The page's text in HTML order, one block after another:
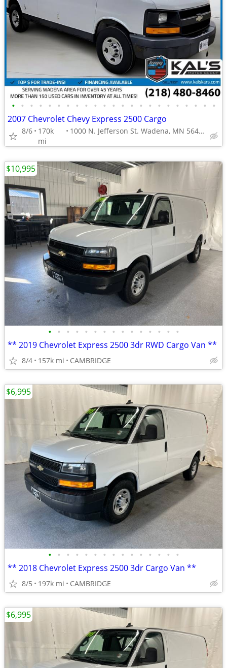
• • • • • • • • • • • • • • • • • • • • • • •
2007 Chevrolet Chevy Express 2500 Cargo
8/6
170k
mi
1000 N. Jefferson St. Wadena, MN 56482
• • • • • • • • • • • • • • •
** 2019 Chevrolet Express 2500 3dr RWD Cargo Van **
8/4 157k mi CAMBRIDGE
$10,995
• • • • • • • • • • • • • • •
** 2018 Chevrolet Express 2500 3dr Cargo Van **
8/5 197k mi CAMBRIDGE
$6,995
$6,995